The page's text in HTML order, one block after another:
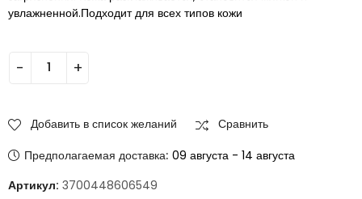
увлажненной.Подходит для всех типов кожи
Добавить в список желаний
Сравнить
Предполагаемая доставка: 09 августа - 14 августа
Артикул: 3700448606549